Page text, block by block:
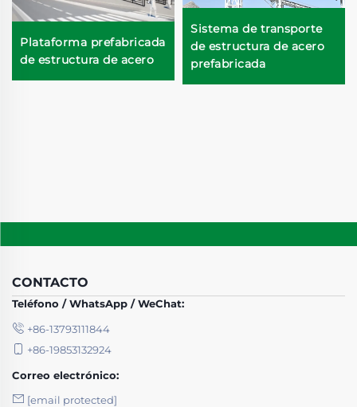
Plataforma prefabricada
de estructura de acero
Sistema de transporte
de estructura de acero
prefabricada
CONTACTO
Teléfono / WhatsApp / WeChat:
+86-13793111844
+86-19853132924
Correo electrónico:
[email protected]